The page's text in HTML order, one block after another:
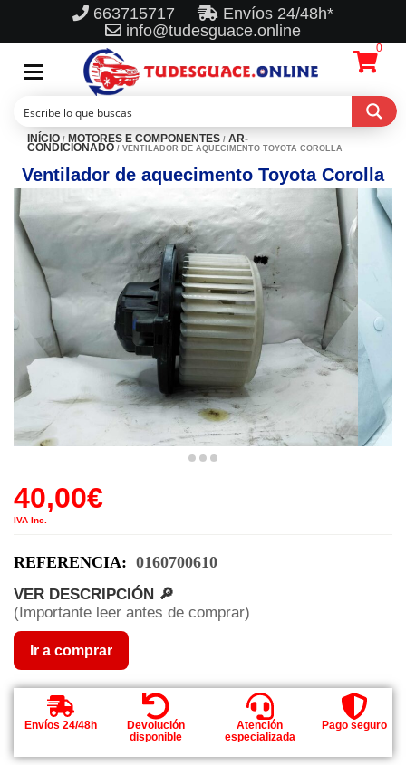
663715717
Envíos 24/48h*
info@tudesguace.online
Toggle
navigation
0
INÍCIO / MOTORES E COMPONENTES / AR-
CONDICIONADO / VENTILADOR DE AQUECIMENTO TOYOTA COROLLA
Ventilador de aquecimento Toyota Corolla
40,00€
IVA Inc.
REFERENCIA: 0160700610
VER DESCRIPCIÓN 🔎
(Importante leer antes de comprar)
Ir a comprar
Envíos 24/48h
Devolución
disponible
Atención
especializada
Pago seguro